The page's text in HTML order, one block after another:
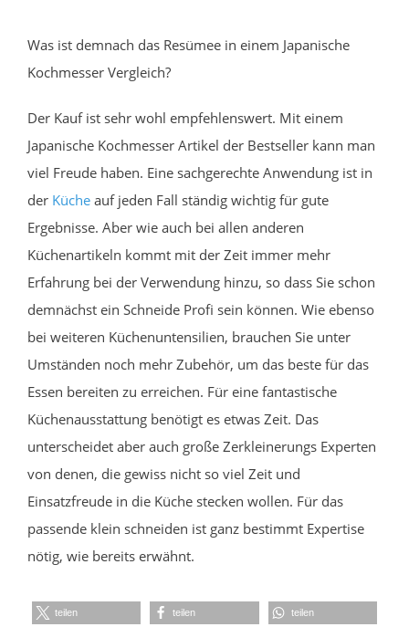
Was ist demnach das Resümee in einem Japanische
Kochmesser Vergleich?
Der Kauf ist sehr wohl empfehlenswert. Mit einem
Japanische Kochmesser Artikel der Bestseller kann man
viel Freude haben. Eine sachgerechte Anwendung ist in
der Küche auf jeden Fall ständig wichtig für gute
Ergebnisse. Aber wie auch bei allen anderen
Küchenartikeln kommt mit der Zeit immer mehr
Erfahrung bei der Verwendung hinzu, so dass Sie schon
demnächst ein Schneide Profi sein können. Wie ebenso
bei weiteren Küchenuntensilien, brauchen Sie unter
Umständen noch mehr Zubehör, um das beste für das
Essen bereiten zu erreichen. Für eine fantastische
Küchenausstattung benötigt es etwas Zeit. Das
unterscheidet aber auch große Zerkleinerungs Experten
von denen, die gewiss nicht so viel Zeit und
Einsatzfreude in die Küche stecken wollen. Für das
passende klein schneiden ist ganz bestimmt Expertise
nötig, wie bereits erwähnt.
teilen teilen teilen